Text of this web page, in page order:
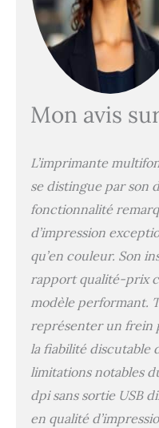
Mon avis
L’imprimante
se distingue par son
fonctionnalité
d’impression
qu’en couleur. Son
rapport qualité-prix
modèle performant.
représenter un frein
la fiabilité discutable
limitations notables
dpi sans sortie USB
en qualité